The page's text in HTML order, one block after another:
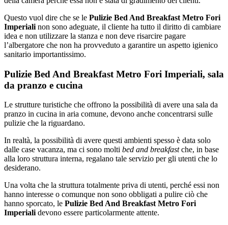
Questo vuol dire che se le Pulizie Bed And Breakfast Metro Fori
Imperiali non sono adeguate, il cliente ha tutto il diritto di cambiare
idea e non utilizzare la stanza e non deve risarcire pagare
l’albergatore che non ha provveduto a garantire un aspetto igienico
sanitario importantissimo.
Pulizie Bed And Breakfast Metro Fori Imperiali, sala
da pranzo e cucina
Le strutture turistiche che offrono la possibilità di avere una sala da
pranzo in cucina in aria comune, devono anche concentrarsi sulle
pulizie che la riguardano.
In realtà, la possibilità di avere questi ambienti spesso è data solo
dalle case vacanza, ma ci sono molti bed and breakfastche, in base
alla loro struttura interna, regalano tale servizio per gli utenti che lo
desiderano.
Una volta che la struttura totalmente priva di utenti, perché essi non
hanno interesse o comunque non sono obbligati a pulire ciò che
hanno sporcato, le Pulizie Bed And Breakfast Metro Fori
Imperiali devono essere particolarmente attente.